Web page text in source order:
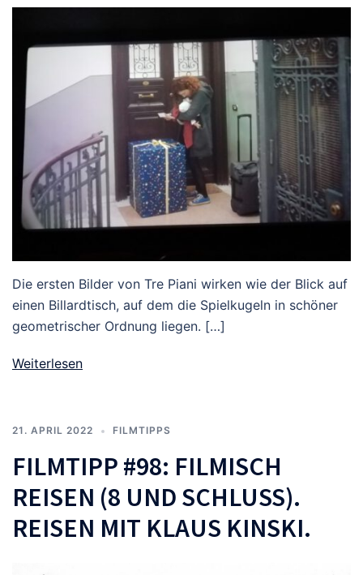
Die ersten Bilder von Tre Piani wirken wie der Blick auf
einen Billardtisch, auf dem die Spielkugeln in schöner
geometrischer Ordnung liegen. […]
Weiterlesen
21. APRIL 2022 FILMTIPPS
FILMTIPP #98: FILMISCH
REISEN (8 UND SCHLUSS).
REISEN MIT KLAUS KINSKI.